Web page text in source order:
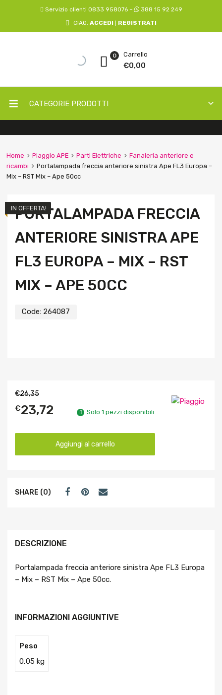
Servizio clienti 0833 958076 –
388 15 92 249
CIAO. ACCEDI REGISTRATI
Carrello
€0,00
0
CATEGORIE PRODOTTI
Home Piaggio APE Parti Elettriche
Fanaleria anteriore e
ricambi
Portalampada freccia anteriore sinistra Ape FL3 Europa –
Mix – RST Mix – Ape 50cc
PORTALAMPADA FRECCIA
ANTERIORE SINISTRA APE
FL3 EUROPA – MIX – RST
MIX – APE 50CC
Code: 264087
IN OFFERTA!
€26,35
€23,72 Solo 1 pezzi disponibili
Aggiungi al carrello
SHARE (0)
DESCRIZIONE
Portalampada freccia anteriore sinistra Ape FL3 Europa
– Mix – RST Mix – Ape 50cc.
INFORMAZIONI AGGIUNTIVE
Peso
0,05 kg